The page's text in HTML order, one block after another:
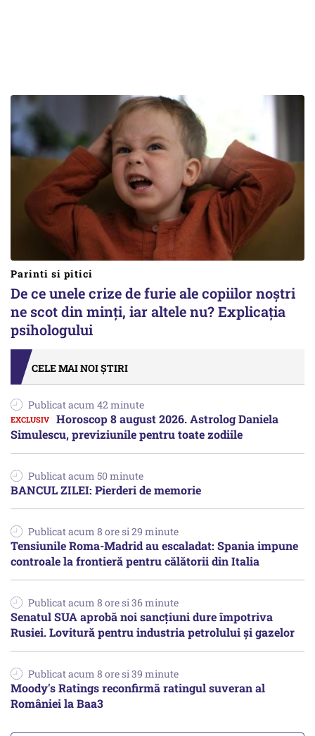
Parinti si pitici
De ce unele crize de furie ale copiilor noștri
ne scot din minți, iar altele nu? Explicația
psihologului
CELE MAI NOI ȘTIRI
Publicat acum 42 minute
Horoscop 8 august 2026. Astrolog Daniela
Simulescu, previziunile pentru toate zodiile
Publicat acum 50 minute
BANCUL ZILEI: Pierderi de memorie
Publicat acum 8 ore si 29 minute
Tensiunile Roma-Madrid au escaladat: Spania impune
controale la frontieră pentru călătorii din Italia
Publicat acum 8 ore si 36 minute
Senatul SUA aprobă noi sancțiuni dure împotriva
Rusiei. Lovitură pentru industria petrolului și gazelor
Publicat acum 8 ore si 39 minute
Moody's Ratings reconfirmă ratingul suveran al
României la Baa3